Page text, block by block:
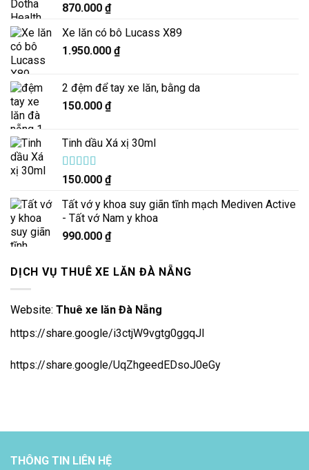
870.000 ₫
Xe lăn có bô Lucass X89
1.950.000 ₫
2 đệm để tay xe lăn, bằng da
150.000 ₫
Tinh dầu Xá xị 30ml
Được xếp
5
sao
150.000 ₫
Tất vớ y khoa suy giãn tĩnh mạch Mediven Active
- Tất vớ Nam y khoa
990.000 ₫
DỊCH VỤ THUÊ XE LĂN ĐÀ NẴNG
Website: Thuê xe lăn Đà Nẵng
https://share.google/i3ctjW9vgtg0ggqJl
https://share.google/UqZhgeedEDsoJ0eGy
THÔNG TIN LIÊN HỆ